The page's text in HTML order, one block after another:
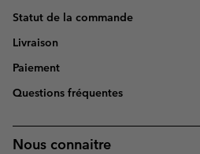
Statut de la commande
Livraison
Paiement
Questions fréquentes
Nous connaitre